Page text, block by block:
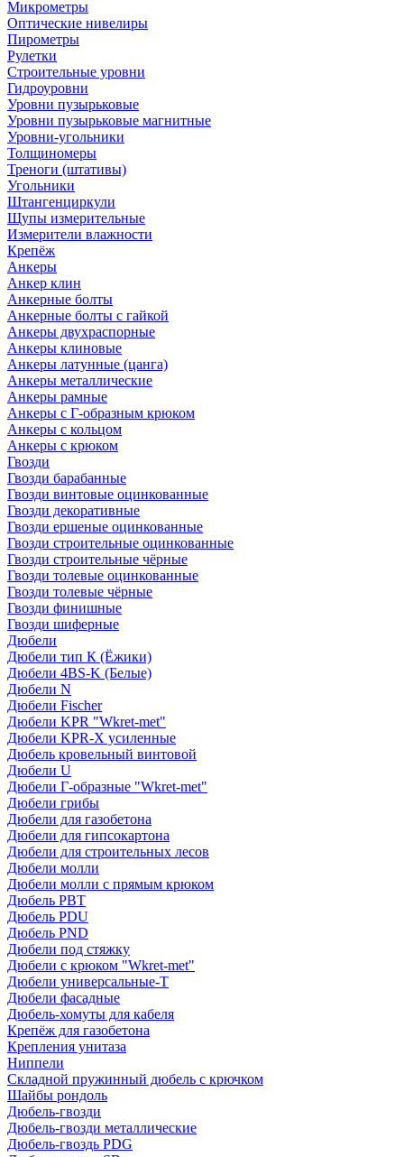
Микрометры
Оптические нивелиры
Пирометры
Рулетки
Строительные уровни
Гидроуровни
Уровни пузырьковые
Уровни пузырьковые магнитные
Уровни-угольники
Толщиномеры
Треноги (штативы)
Угольники
Штангенциркули
Щупы измерительные
Измерители влажности
Крепёж
Анкеры
Анкер клин
Анкерные болты
Анкерные болты с гайкой
Анкеры двухраспорные
Анкеры клиновые
Анкеры латунные (цанга)
Анкеры металлические
Анкеры рамные
Анкеры с Г-образным крюком
Анкеры с кольцом
Анкеры с крюком
Гвозди
Гвозди барабанные
Гвозди винтовые оцинкованные
Гвозди декоративные
Гвозди ершеные оцинкованные
Гвозди строительные оцинкованные
Гвозди строительные чёрные
Гвозди толевые оцинкованные
Гвозди толевые чёрные
Гвозди финишные
Гвозди шиферные
Дюбели
Дюбели тип К (Ёжики)
Дюбели 4BS-K (Белые)
Дюбели N
Дюбели Fischer
Дюбели KPR "Wkret-met"
Дюбели KPR-Х усиленные
Дюбель кровельный винтовой
Дюбели U
Дюбели Г-образные "Wkret-met"
Дюбели грибы
Дюбели для газобетона
Дюбели для гипсокартона
Дюбели для строительных лесов
Дюбели молли
Дюбели молли с прямым крюком
Дюбель PBT
Дюбель PDU
Дюбель PND
Дюбели под стяжку
Дюбели с крюком "Wkret-met"
Дюбели универсальные-Т
Дюбели фасадные
Дюбель-хомуты для кабеля
Крепёж для газобетона
Крепления унитаза
Ниппели
Складной пружинный дюбель с крючком
Шайбы рондоль
Дюбель-гвозди
Дюбель-гвозди металлические
Дюбель-гвоздь PDG